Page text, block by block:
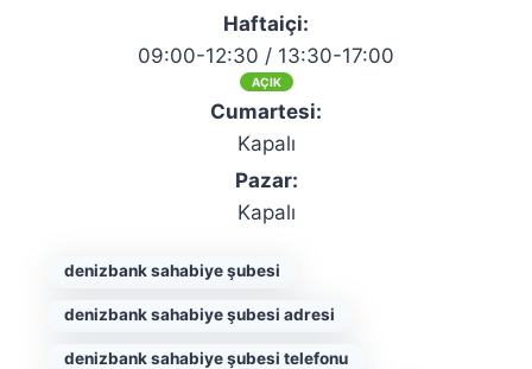
Haftaiçi:
09:00-12:30 / 13:30-17:00
AÇIK
Cumartesi:
Kapalı
Pazar:
Kapalı
denizbank sahabiye şubesi
denizbank sahabiye şubesi adresi
denizbank sahabiye şubesi telefonu